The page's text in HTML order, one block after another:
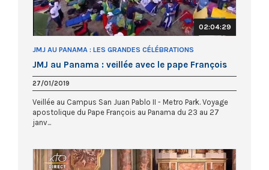
02:04:29
JMJ AU PANAMA : LES GRANDES CÉLÉBRATIONS
JMJ au Panama : veillée avec le pape François
27/01/2019
Veillée au Campus San Juan Pablo II - Metro Park. Voyage
apostolique du Pape François au Panama du 23 au 27
janv...